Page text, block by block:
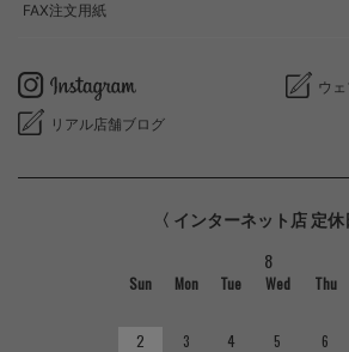
FAX注文用紙
ウ
リアル店舗ブログ
〈 インターネット店 定休
8
Sun Mon Tue Wed Thu
2
3 4 5 6